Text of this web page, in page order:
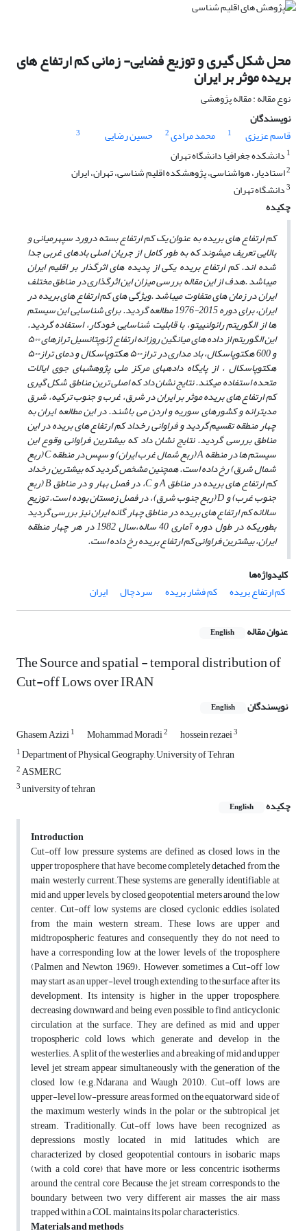
محل شکل گیری و توزیع فضایی- زمانی کم ارتفاع های
بریده موثر بر ایران
نوع مقاله : مقاله پژوهشی
نویسندگان
قاسم عزیزی
1 محمد مرادی2 حسین رضایی
3
1 دانشکده جغرافیا دانشگاه تهران
2استادیار، هواشناسی، پژوهشکده اقلیم شناسی، تهران، ایران
3دانشگاه تهران
چکیده
کم ارتفاع های بریده به عنوان یک کم ارتفاع بسته درورد سپهرمیانی و
بالایی تعریف میشوند که به طور کامل از جریان اصلی بادهای غربی جدا
شده اند. کم ارتفاع بریده یکی از پدیده های اثرگذار بر اقلیم ایران
میباشد .هدف از این مقاله بررسی میزان این اثرگذاری در مناطق مختلف
ایران در زمان های متفاوت میباشد.ویژگی های کم ارتفاع های بریده در
ایران، برای دوره 2015-1976 مطالعه گردید. برای شناسایی این سیستم
ها از الگوریتم رائولنییتو، با قابلیت شناسایی خودکار، استفاده گردید.
این الگوریتم از داده های میانگین روزانه ارتفاع ژئوپتانسیل ترازهای۵۰۰
و 600 هکتوپاسکال، باد مداری در تراز ۵۰۰هکتوپاسکال و دمای تراز۵۰۰
هکتوپاسکال ، از پایگاه دادههای مرکز ملی پژوهشهای جویایالات
متحدهاستفاده میکند. نتایج نشان داد که اصلی ترین مناطق شکل گیری
کم ارتفاع های بریده موثر بر ایران در شرق، غرب و جنوب ترکیه، شرق
مدیترانه و کشورهای سوریه و اردن می باشند. در این مطالعه ایران به
چهار منطقه تقسیم گردید و فراوانی رخداد کم ارتفاع های بریده در این
مناطق بررسی گردید. نتایج نشان داد که بیشترین فراوانی وقوع این
سیستم ها در منطقهA(ربع شمال غرب ایران) و سپس در منطقهC(ربع
شمال شرق) رخ داده است. همچنین مشخص گردید که بیشترین رخداد
کم ارتفاع های بریده در مناطقAوC، در فصل بهار و در مناطقB(ربع
جنوب غرب) وD(ربع جنوب شرق)، در فصل زمستان بوده است. توزیع
سالانه کم ارتفاع های بریده در مناطق چهار گانه ایران نیز بررسی گردید
بطوریکه در طول دوره آماری 40 ساله،سال 1982 در هر چهار منطقه
ایران، بیشترین فراوانی کم ارتفاع بریده رخ داده است.
کلیدواژه‌ها
کم ارتفاع بریده
کم فشار بریده سردچال ایران
عنوان مقاله English
The Source and spatial - temporal distribution of
Cut-off Lows over IRAN
نویسندگان English
Ghasem Azizi1 Mohammad Moradi2 hossein rezaei3
1Department of Physical Geography, University of Tehran
2ASMERC
3university of tehran
چکیده
English
Introduction
Cut-off low pressure systems are defined as closed lows in the
upper troposphere that have become completely detached from the
main westerly current.These systems are generally identifiable at
mid and upper levels, by closed geopotential meters around the low
center. Cut-off low systems are closed cyclonic eddies isolated
from the main western stream. These lows are upper and
midtropospheric features and consequently they do not need to
have a corresponding low at the lower levels of the troposphere
(Palmen and Newton, 1969). However, sometimes a Cut-off low
may start as an upper-level trough extending to the surface after its
development. Its intensity is higher in the upper troposphere,
decreasing downward and being even possible to find anticyclonic
circulation at the surface. They are defined as mid and upper
tropospheric cold lows, which generate and develop in the
westerlies. A split of the westerlies and a breaking of mid and upper
level jet stream appear simultaneously with the generation of the
closed low (e.g.Ndarana and Waugh 2010). Cut-off lows are
upper-level low-pressure areas formed on the equatorward side of
the maximum westerly winds in the polar or the subtropical jet
stream. Traditionally, Cut-off lows have been recognized as
depressions mostly located in mid latitudes, which are
characterized by closed geopotential contours in isobaric maps
(with a cold core) that have more or less concentric isotherms
around the central core Because the jet stream corresponds to the
boundary between two very different air masses, the air mass
trapped within a COL maintains its polar characteristics.
Materials and methods